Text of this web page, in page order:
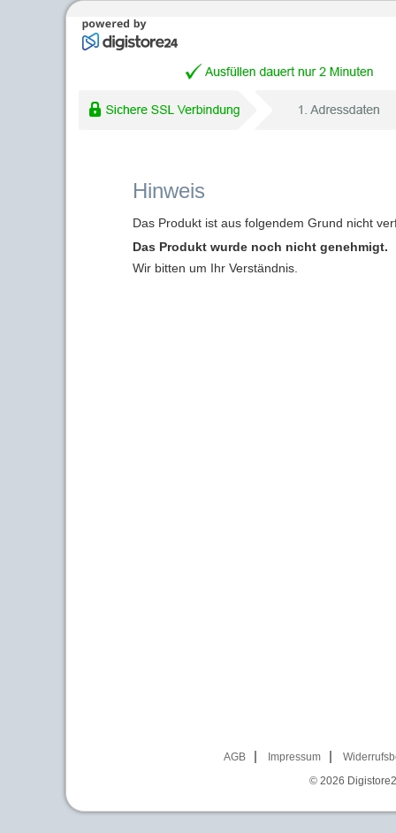
Hinweis
Das Produkt ist aus folgendem Grund nicht
Das Produkt wurde noch nicht genehmigt.
Wir bitten um Ihr Verständnis.
AGB Impressum
© 2026